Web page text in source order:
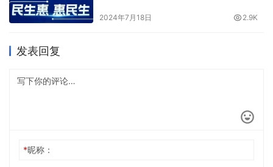
2024年7月18日 2.9K
发表回复
*昵称：